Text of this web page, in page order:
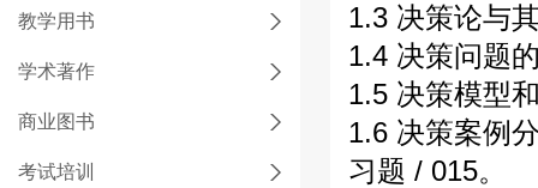
教学用书
学术著作
商业图书
考试培训
1.3 决策论与
1.4 决策问题
1.5 决策模型
1.6 决策案例
习题 / 015。